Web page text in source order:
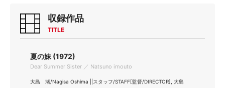
収録作品
TITLE
夏の妹 (1972)
Dear Summer Sister ／ Natsuno imouto
大島 渚/Nagisa Oshima ||スタッフ/STAFF[監督/DIRECTOR], 大島